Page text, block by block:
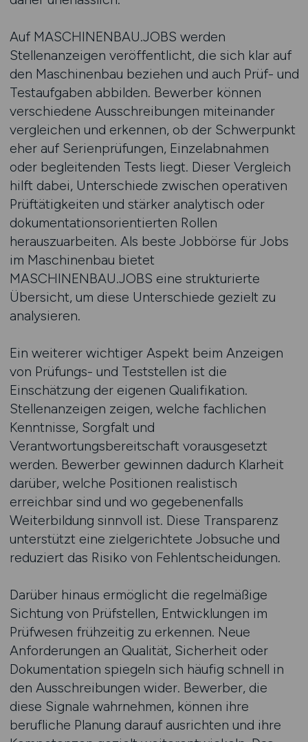
Auf MASCHINENBAU.JOBS werden
Stellenanzeigen veröffentlicht, die sich klar auf
den Maschinenbau beziehen und auch Prüf- und
Testaufgaben abbilden. Bewerber können
verschiedene Ausschreibungen miteinander
vergleichen und erkennen, ob der Schwerpunkt
eher auf Serienprüfungen, Einzelabnahmen
oder begleitenden Tests liegt. Dieser Vergleich
hilft dabei, Unterschiede zwischen operativen
Prüftätigkeiten und stärker analytisch oder
dokumentationsorientierten Rollen
herauszuarbeiten. Als beste Jobbörse für Jobs
im Maschinenbau bietet
MASCHINENBAU.JOBS eine strukturierte
Übersicht, um diese Unterschiede gezielt zu
analysieren.
Ein weiterer wichtiger Aspekt beim Anzeigen
von Prüfungs- und Teststellen ist die
Einschätzung der eigenen Qualifikation.
Stellenanzeigen zeigen, welche fachlichen
Kenntnisse, Sorgfalt und
Verantwortungsbereitschaft vorausgesetzt
werden. Bewerber gewinnen dadurch Klarheit
darüber, welche Positionen realistisch
erreichbar sind und wo gegebenenfalls
Weiterbildung sinnvoll ist. Diese Transparenz
unterstützt eine zielgerichtete Jobsuche und
reduziert das Risiko von Fehlentscheidungen.
Darüber hinaus ermöglicht die regelmäßige
Sichtung von Prüfstellen, Entwicklungen im
Prüfwesen frühzeitig zu erkennen. Neue
Anforderungen an Qualität, Sicherheit oder
Dokumentation spiegeln sich häufig schnell in
den Ausschreibungen wider. Bewerber, die
diese Signale wahrnehmen, können ihre
berufliche Planung darauf ausrichten und ihre